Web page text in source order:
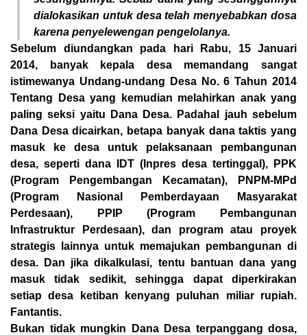
dialokasikan untuk desa telah menyebabkan dosa
karena penyelewengan pengelolanya.
Sebelum diundangkan pada hari Rabu, 15 Januari
2014, banyak kepala desa memandang sangat
istimewanya Undang-undang Desa No. 6 Tahun 2014
Tentang Desa yang kemudian melahirkan anak yang
paling seksi yaitu Dana Desa. Padahal jauh sebelum
Dana Desa dicairkan, betapa banyak dana taktis yang
masuk ke desa untuk pelaksanaan pembangunan
desa, seperti dana IDT (Inpres desa tertinggal), PPK
(Program Pengembangan Kecamatan), PNPM-MPd
(Program Nasional Pemberdayaan Masyarakat
Perdesaan), PPIP (Program Pembangunan
Infrastruktur Perdesaan), dan program atau proyek
strategis lainnya untuk memajukan pembangunan di
desa. Dan jika dikalkulasi, tentu bantuan dana yang
masuk tidak sedikit, sehingga dapat diperkirakan
setiap desa ketiban kenyang puluhan miliar rupiah.
Fantantis.
Bukan tidak mungkin Dana Desa terpanggang dosa,